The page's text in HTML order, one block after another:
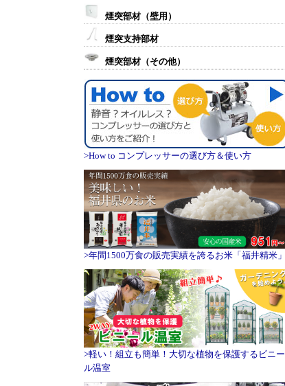
煙突部材（壁用）
煙突支持部材
煙突部材（その他）
>How to コンプレッサーの選び方＆使い方
>年間1500万食の販売実績を誇るお米「福井精米」
>軽い！組立も簡単！大切な植物を保護するビニー
ル温室